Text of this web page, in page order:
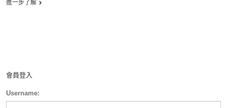
進一步了解
會員登入
Username: